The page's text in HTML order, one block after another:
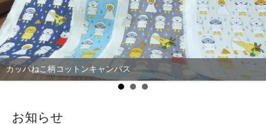
カッパねこ柄コットンキャンバス
お知らせ